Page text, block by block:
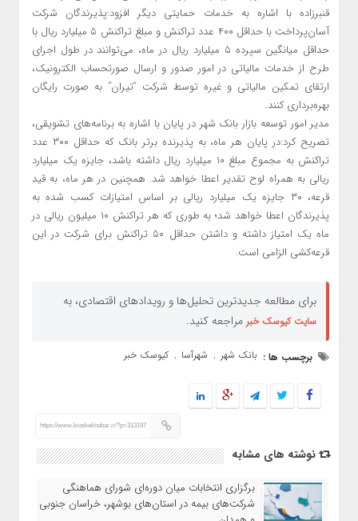
قنبرزاده با اشاره به خدمات حمایتی دیگر افزود:پذیرندگان شرکت
آسان‌پرداخت با حداقل ۴۰۰ عدد تراکنش و مبلغ تراکنش ۵ میلیارد ریال با
حداقل میانگین سپرده ۵ میلیارد ریال در ماه، می‌توانند در طول اجرای
طرح از خدمات مالیاتی در امور صدور و ارسال صورتحساب الکترونیک،
ارتقای تمکین مالیاتی و غیره توسط شرکت “تیران” به صورت رایگان
بهره‌برداری کنند.
مدیر امور توسعه بازار بانک شهر در پایان با اشاره به برنامه‌های تشویقی،
تصریح کرد:در پایان هر ماه، به پذیرنده برتر بانک که حداقل ۳۰۰ عدد
تراکنش به مجموع مبلغ ۱۰ میلیارد ریال داشته باشد، جایزه یک میلیارد
ریالی به همراه لوح تقدیر اعطا خواهد شد. همچنین در هر ماه، به قید
قرعه، ۳۰ جایزه یک میلیارد ریالی بر اساس امتیازات کسب شده به
پذیرندگان اعطا خواهد شد؛ به طوری که هر تراکنش ۱۰ میلیون ریالی در
ماه یک امتیاز داشته و داشتن حداقل ۵۰ تراکنش برای شرکت در این
قرعه‌کشی الزامی است.
برای مطالعه جدیدترین تحلیل‌ها و رویدادهای اقتصادی، به
سایت کیوسک خبر مراجعه کنید.
برچسب ها : بانک شهر , شهرآسا , کیوسک خبر
https://www.kioskekhabar.ir/?p=313197
نوشته های مشابه
برگزاری انتخابات میان دوره‌ای شورای هماهنگی
شرکت‌های بیمه در استان‌های بوشهر، خراسان جنوبی